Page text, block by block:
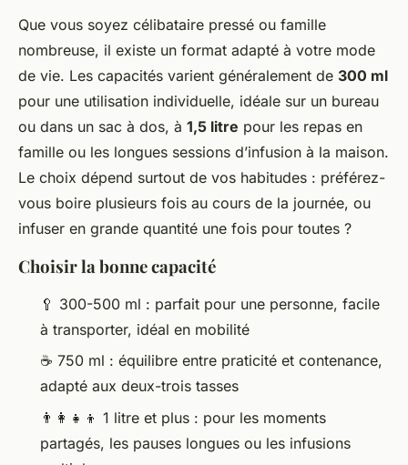
Que vous soyez célibataire pressé ou famille
nombreuse, il existe un format adapté à votre mode
de vie. Les capacités varient généralement de 300 ml
pour une utilisation individuelle, idéale sur un bureau
ou dans un sac à dos, à 1,5 litre pour les repas en
famille ou les longues sessions d’infusion à la maison.
Le choix dépend surtout de vos habitudes : préférez-
vous boire plusieurs fois au cours de la journée, ou
infuser en grande quantité une fois pour toutes ?
Choisir la bonne capacité
🥄 300-500 ml : parfait pour une personne, facile
à transporter, idéal en mobilité
☕ 750 ml : équilibre entre praticité et contenance,
adapté aux deux-trois tasses
👨‍👩‍👧‍👦 1 litre et plus : pour les moments
partagés, les pauses longues ou les infusions